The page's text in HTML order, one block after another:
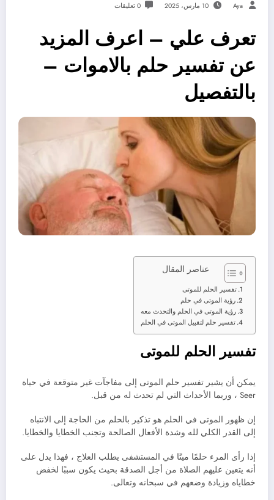
Aya 10 مارس، 2025 0 تعليقات
تعرف علي – اعرف المزيد
عن تفسير حلم بالاموات –
بالتفصيل
عناصر المقال
تفسير الحلم للموتى
رؤية الموتى في حلم
رؤية الموتى في الحلم والتحدث معه
تفسير حلم لتقبيل الموتى في الحلم
تفسير الحلم للموتى
يمكن أن يشير تفسير حلم الموتى إلى مفاجآت غير متوقعة في حياة
Seer ، وربما الأحداث التي لم تحدث له من قبل.
إن ظهور الموتى في الحلم هو تذكير بالحلم من الحاجة إلى الانتباه
إلى القدر الكلي لله وشدة الأفعال الصالحة وتجنب الخطايا والخطايا.
إذا رأى المرء حلمًا ميتًا في المستشفى يطلب العلاج ، فهذا يدل على
أنه يتعين عليهم الصلاة من أجل الصدقة بحيث يكون سببًا لخفض
خطاياه وزيادة وضعهم في سبحانه وتعالى.